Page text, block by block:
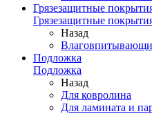
Грязезащитные
Грязезащитные
Назад
Подложка
Подложка
Назад
Для ковролина
Для ламината и